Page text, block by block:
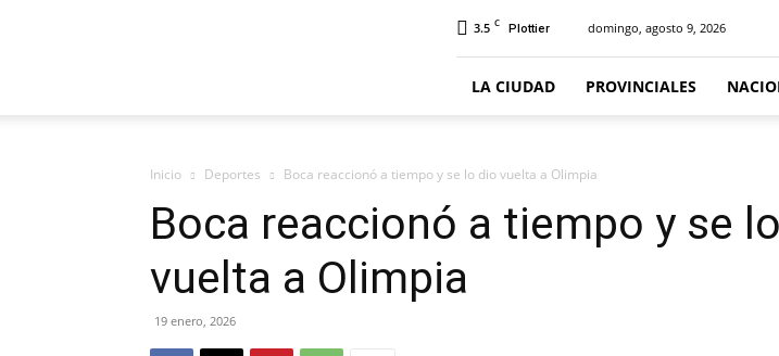
3.5 C Plottier domingo, agosto 9, 2026
LA CIUDAD PROVINCIALES
Inicio Deportes Boca reaccionó a tiempo y se lo dio vuelta a Olimpia
Boca reaccionó a tiempo y se
vuelta a Olimpia
19 enero, 2026